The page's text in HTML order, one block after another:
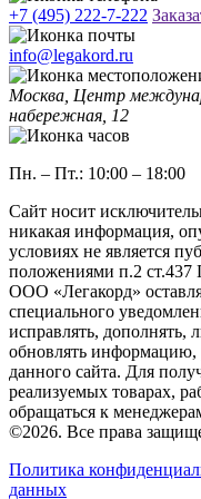
+7 (495) 222-7-222
info@legakord.ru
Москва, Центр
набережная, 12
Пн. – Пт.: 10:00 – 18:00
Сайт носит
никакая информация,
условиях не является
положениями п.2
ООO «Легакорд»
специального
исправлять,
обновлять информацию,
данного сайта. Для
реализуемых товарах,
обращаться к
©2026. Все права
Политика
данных